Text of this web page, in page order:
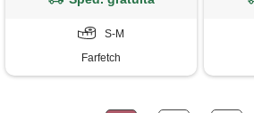
S-M
Farfetch